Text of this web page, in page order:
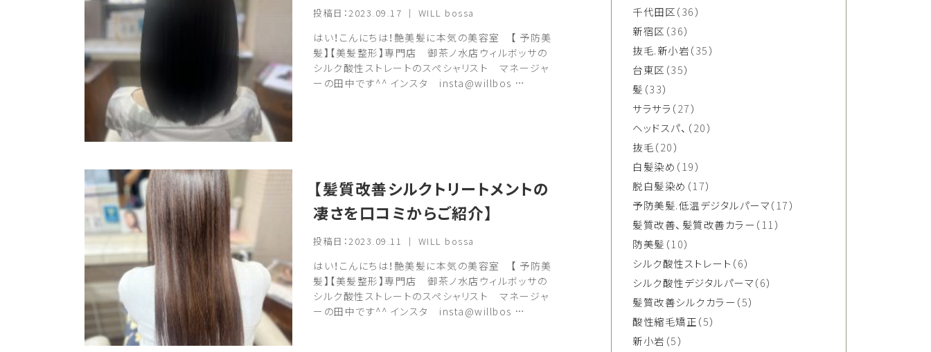
投稿日：2023.09.17 ｜ WILL bossa
はい！こんにちは！艶美髪に本気の美容室 【 予防美
髪】【美髪整形】専門店 御茶ノ水店ウィルボッサの
シルク酸性ストレートのスペシャリスト マネージャ
ーの田中です^^ インスタ insta@willbos …
【髪質改善シルクトリートメントの
凄さを口コミからご紹介】
投稿日：2023.09.11 ｜ WILL bossa
はい！こんにちは！艶美髪に本気の美容室 【 予防美
髪】【美髪整形】専門店 御茶ノ水店ウィルボッサの
シルク酸性ストレートのスペシャリスト マネージャ
ーの田中です^^ インスタ insta@willbos …
千代田区（36）
新宿区 （36）
抜毛.新小岩（35）
台東区 （35）
髪 （33）
サラサラ （27）
ヘッドスパ、 （20）
抜毛（20）
白髪染め （19）
脱白髪染め （17）
予防美髪.低温デジタルパーマ（17）
髪質改善、髪質改善カラー （11）
防美髪 （10）
シルク酸性ストレート （6）
シルク酸性デジタルパーマ（6）
髪質改善シルクカラー （5）
酸性縮毛矯正（5）
新小岩 （5）